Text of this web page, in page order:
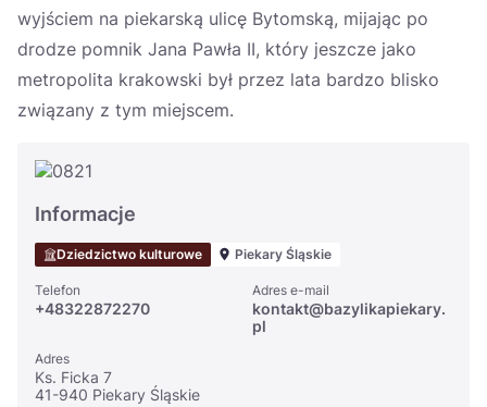
wyjściem na piekarską ulicę Bytomską, mijając po
drodze pomnik Jana Pawła II, który jeszcze jako
metropolita krakowski był przez lata bardzo blisko
związany z tym miejscem.
Informacje
Dziedzictwo kulturowe Piekary Śląskie
Telefon
+48322872270
Adres e-mail
kontakt@bazylikapiekary.
pl
Adres
Ks. Ficka 7
41-940 Piekary Śląskie